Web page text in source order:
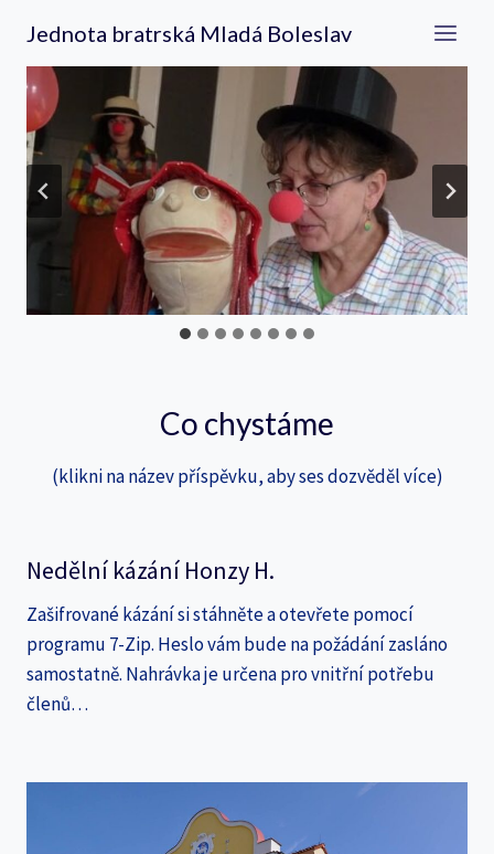
obsah
Jednota bratrská Mladá Boleslav
Co chystáme
(klikni na název příspěvku, aby ses dozvěděl více)
Nedělní kázání Honzy H.
Zašifrované kázání si stáhněte a otevřete pomocí
programu 7-Zip. Heslo vám bude na požádání zasláno
samostatně. Nahrávka je určena pro vnitřní potřebu
členů…